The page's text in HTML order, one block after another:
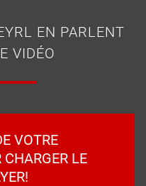
EN PARLENT
VIDÉO
VOTRE
LE